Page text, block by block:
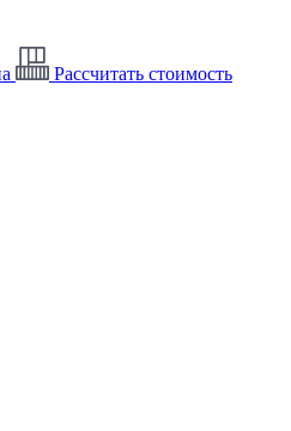
Рассчитать стоимость